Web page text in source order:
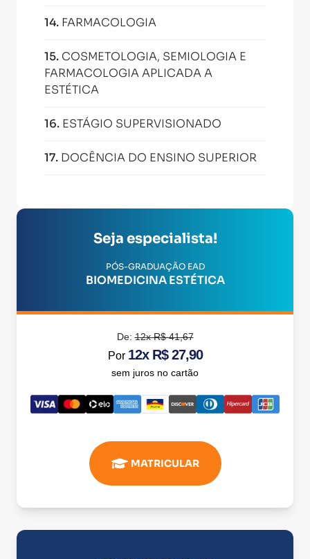
14. FARMACOLOGIA
15. COSMETOLOGIA, SEMIOLOGIA E
FARMACOLOGIA APLICADA A
ESTÉTICA
16. ESTÁGIO SUPERVISIONADO
17. DOCÊNCIA DO ENSINO SUPERIOR
Seja especialista!
PÓS-GRADUAÇÃO EAD
BIOMEDICINA ESTÉTICA
De:12x R$ 41,67
Por 12x R$ 27,90
sem juros no cartão
MATRICULAR